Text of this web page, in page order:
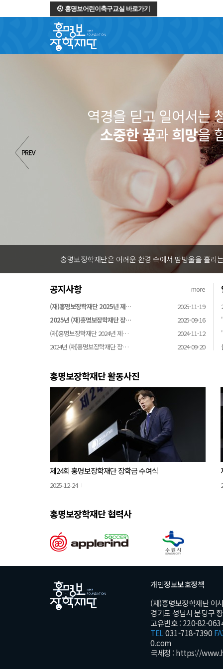
홍명보어린이축구교실 바로가기
역경을 딛고 일어서는
소중한 꿈과희망을
홍명보장학재단은 어려운 환경 속에서 땀방울을 흘리
공지사항
more
(재)홍명보장학재단 2025년 제…
2025-11-19
2025년 (재)홍명보장학재단 장…
2025-09-16
(재)홍명보장학재단 2024년 제…
2024-11-12
2024년 (재)홍명보장학재단 장…
2024-09-20
홍명보장학재단 활동사진
제24회 홍명보장학재단 장학금 수여식
2025-12-24
홍명보장학재단 협력사
개인정보보호정책
(재)홍명보장학재단 이
경기도 성남시 분당구
고유번호 : 220-82-
TEL031-718-7390
0.com
국세청 : https://